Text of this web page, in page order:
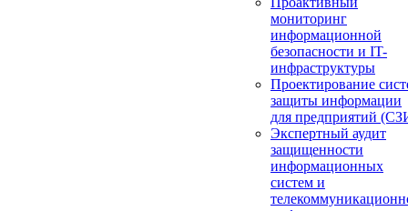
мониторинг
информационной
безопасности и IT-
инфраструктуры
Проектирование
защиты информации
для предприятий
Экспертный аудит
защищенности
информационных
систем и